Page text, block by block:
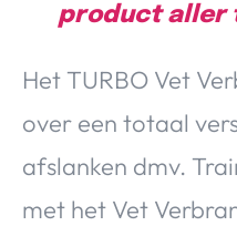
product aller
Het TURBO Vet
over een totaal
afslanken dmv.
met het Vet